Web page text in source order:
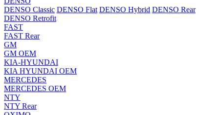
DENSO Classic DENSO Flat DENSO Hybrid DENSO Rear
DENSO Retrofit
FAST
FAST Rear
GM
GM OEM
KIA-HYUNDAI
KIA HYUNDAI OEM
MERCEDES
MERCEDES OEM
NTY
NTY Rear